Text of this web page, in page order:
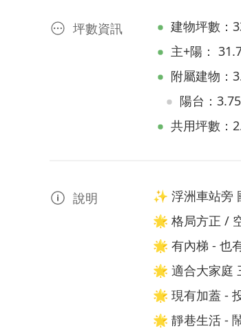
坪數資訊
建物坪數：
主+陽：
附屬建物：
陽台：
共用坪數：
說明
✨ 浮洲車站旁
🌟 格局方正 /
🌟 有內梯 - 也
🌟 適合大家庭
🌟 現有加蓋 -
🌟 靜巷生活 -